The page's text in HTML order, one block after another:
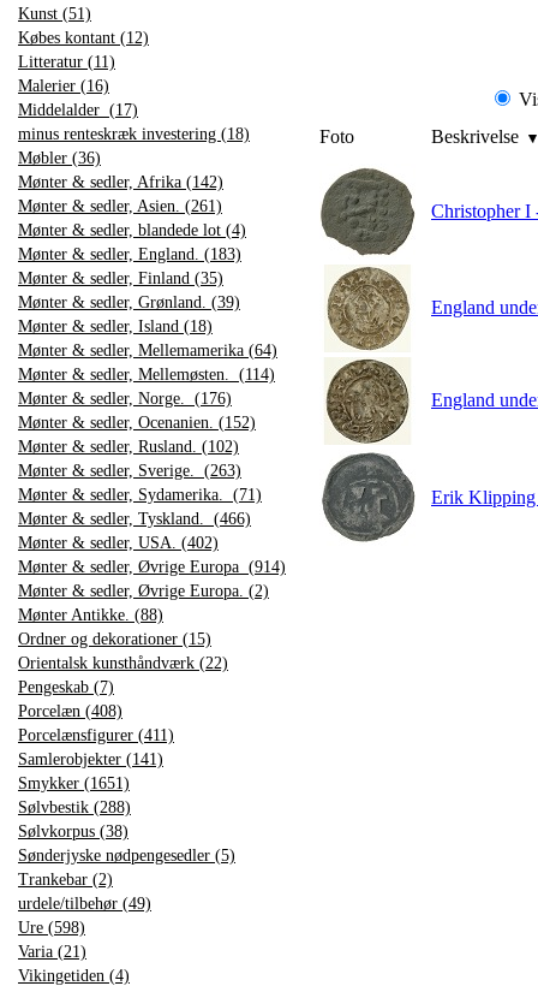
Kunst (51)
Købes kontant (12)
Litteratur (11)
Malerier (16)
Middelalder (17)
minus renteskræk investering (18)
Møbler (36)
Mønter & sedler, Afrika (142)
Mønter & sedler, Asien. (261)
Mønter & sedler, blandede lot (4)
Mønter & sedler, England. (183)
Mønter & sedler, Finland (35)
Mønter & sedler, Grønland. (39)
Mønter & sedler, Island (18)
Mønter & sedler, Mellemamerika (64)
Mønter & sedler, Mellemøsten. (114)
Mønter & sedler, Norge. (176)
Mønter & sedler, Ocenanien. (152)
Mønter & sedler, Rusland. (102)
Mønter & sedler, Sverige. (263)
Mønter & sedler, Sydamerika. (71)
Mønter & sedler, Tyskland. (466)
Mønter & sedler, USA. (402)
Mønter & sedler, Øvrige Europa (914)
Mønter & sedler, Øvrige Europa. (2)
Mønter Antikke. (88)
Ordner og dekorationer (15)
Orientalsk kunsthåndværk (22)
Pengeskab (7)
Porcelæn (408)
Porcelænsfigurer (411)
Samlerobjekter (141)
Smykker (1651)
Sølvbestik (288)
Sølvkorpus (38)
Sønderjyske nødpengesedler (5)
Trankebar (2)
urdele/tilbehør (49)
Ure (598)
Varia (21)
Vikingetiden (4)
Foto
Beskrivelse
Christopher
England
England
Erik Klipping